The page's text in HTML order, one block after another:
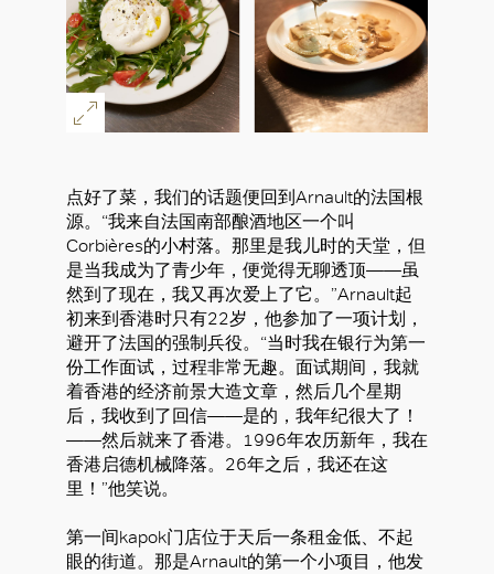
点好了菜，我们的话题便回到Arnault的法国根
源。“我来自法国南部酿酒地区一个叫
Corbières的小村落。那里是我儿时的天堂，但
是当我成为了青少年，便觉得无聊透顶——虽
然到了现在，我又再次爱上了它。”Arnault起
初来到香港时只有22岁，他参加了一项计划，
避开了法国的强制兵役。“当时我在银行为第一
份工作面试，过程非常无趣。面试期间，我就
着香港的经济前景大造文章，然后几个星期
后，我收到了回信——是的，我年纪很大了！
——然后就来了香港。1996年农历新年，我在
香港启德机械降落。26年之后，我还在这
里！”他笑说。
第一间kapok门店位于天后一条租金低、不起
眼的街道。那是Arnault的第一个小项目，他发
好